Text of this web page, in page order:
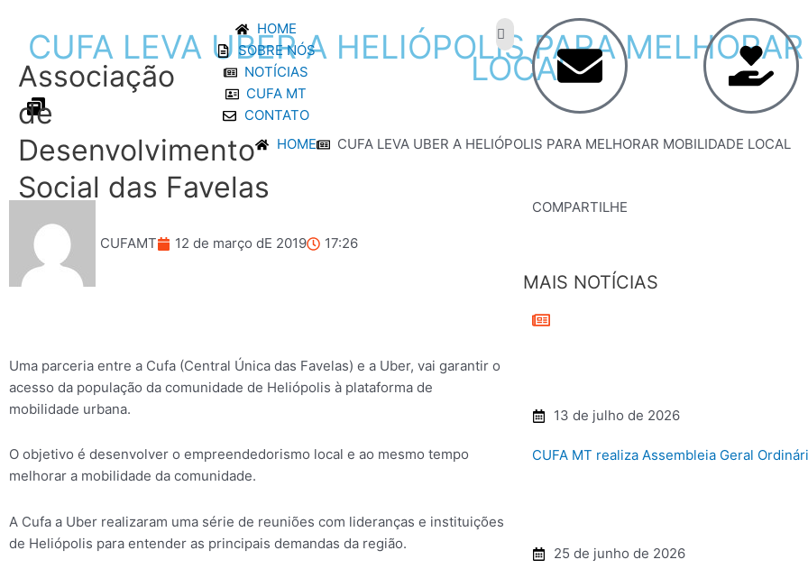
conteúdo
Associação
de
Desenvolvimento
Social das Favelas
HOME
SOBRE NÓS
NOTÍCIAS
CUFA MT
CONTATO
CUFA LEVA UBER A HELIÓPOLIS PARA MELHORAR
LOCAL
HOME CUFA LEVA UBER A HELIÓPOLIS PARA MELHORAR MOBILIDADE LOCAL
CUFAMT 12 de março dE 2019 17:26
Uma parceria entre a Cufa (Central Única das Favelas) e a Uber, vai garantir o
acesso da população da comunidade de Heliópolis à plataforma de
mobilidade urbana.
O objetivo é desenvolver o empreendedorismo local e ao mesmo tempo
melhorar a mobilidade da comunidade.
A Cufa a Uber realizaram uma série de reuniões com lideranças e instituições
de Heliópolis para entender as principais demandas da região.
COMPARTILHE
MAIS NOTÍCIAS
13 de julho de 2026
CUFA MT realiza Assembleia Geral
25 de junho de 2026